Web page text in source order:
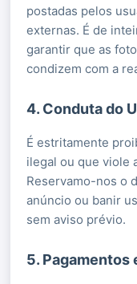
postadas pelos
externas. É de
garantir que as
condizem com a
4. Conduta do
É estritamente
ilegal ou que viole
Reservamo-nos o
anúncio ou banir
sem aviso prévio.
5. Pagamentos